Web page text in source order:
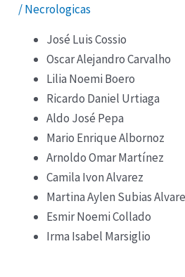
/Necrologicas
José Luis Cossio
Oscar Alejandro Carvalho
Lilia Noemi Boero
Ricardo Daniel Urtiaga
Aldo José Pepa
Mario Enrique Albornoz
Arnoldo Omar Martínez
Camila Ivon Alvarez
Martina Aylen Subias
Esmir Noemi Collado
Irma Isabel Marsiglio